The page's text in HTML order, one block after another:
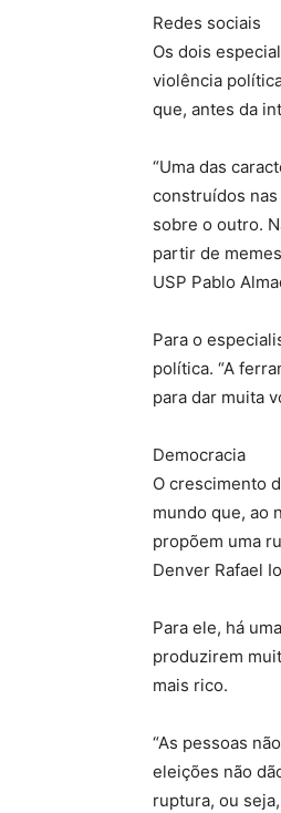
Redes sociais
Os dois
violência
que, antes da
“Uma das
construídos
sobre o outro.
partir de
USP Pablo
Para o
política. “A
para dar muita
Democracia
O crescimento
mundo que, ao
propõem uma
Denver Rafael
Para ele, há
produzirem
mais rico.
“As pessoas
eleições não
ruptura, ou